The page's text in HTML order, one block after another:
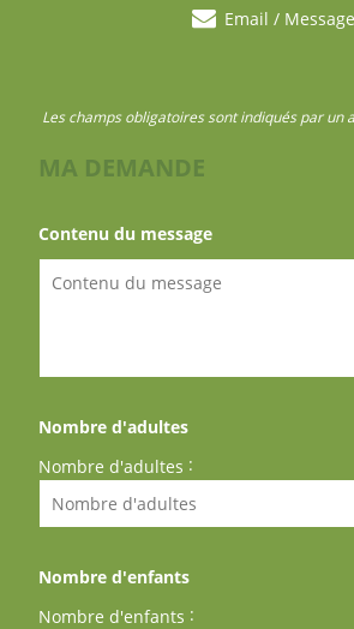
Email / Message
Les champs obligatoires sont indiqués par un
MA DEMANDE
Contenu du message
Nombre d'adultes
Nombre d'adultes :
Nombre d'enfants
Nombre d'enfants :